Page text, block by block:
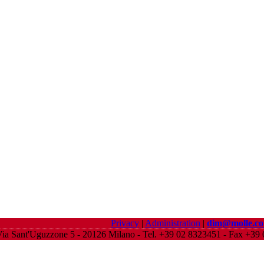
Privacy | Administration |
Sant'Uguzzone 5 - 20126 Milano - Tel. +39 02 8323451 - Fax +39